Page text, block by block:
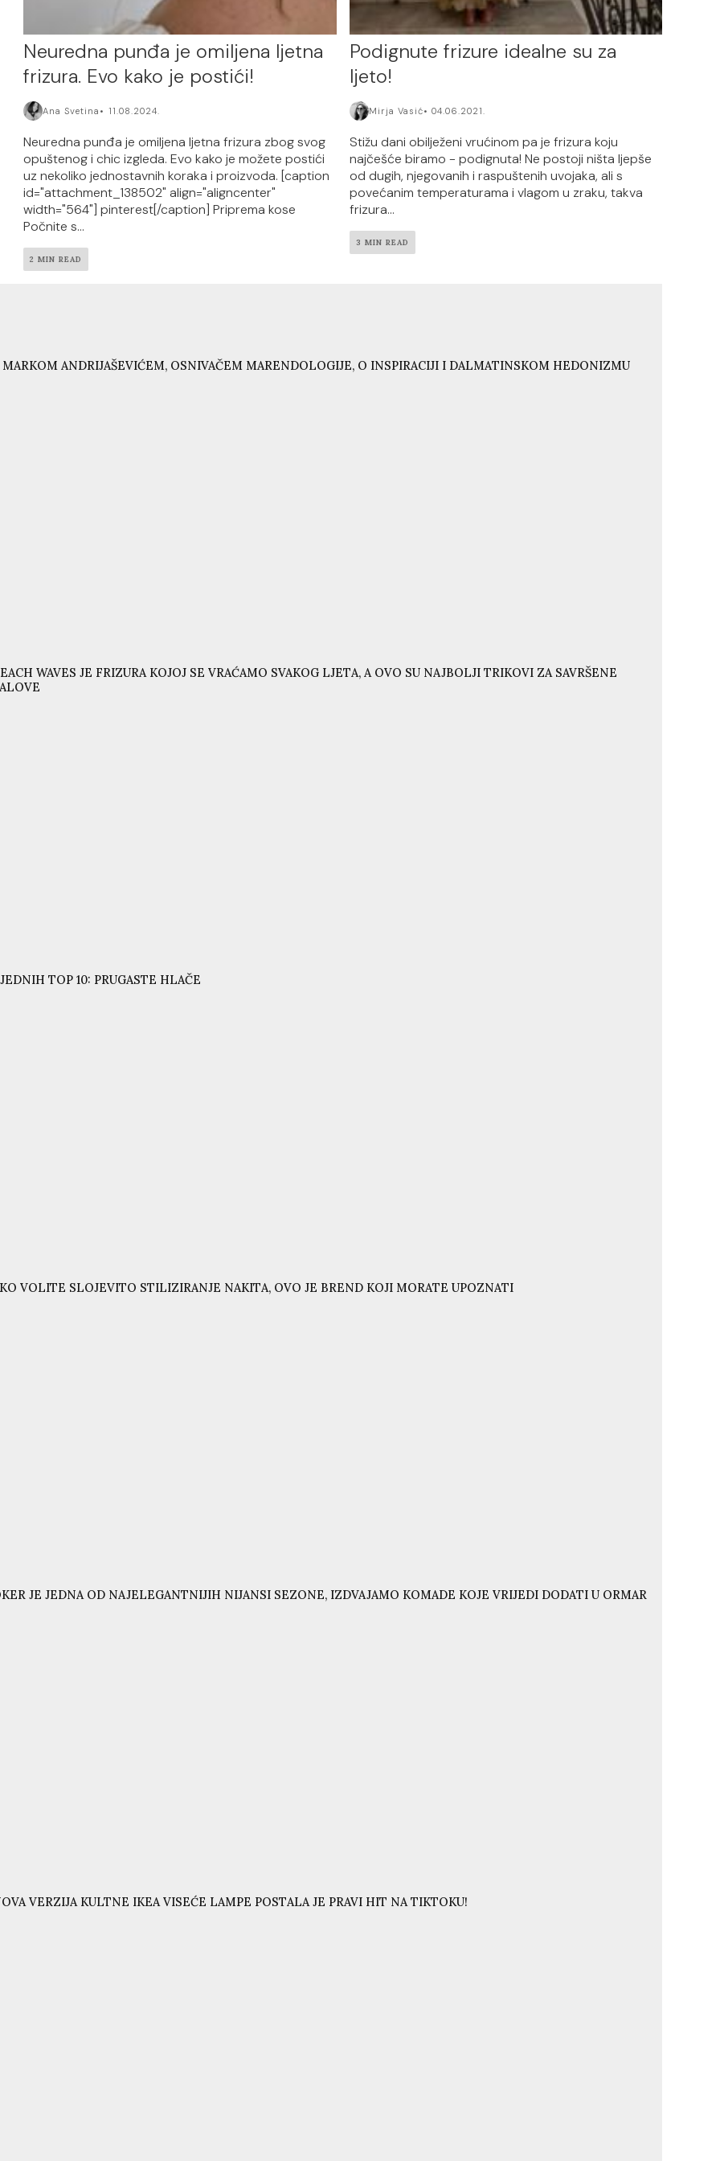
Neuredna punđa je omiljena ljetna
frizura. Evo kako je postići!
Ana Svetina 11.08.2024.
Neuredna punđa je omiljena ljetna frizura zbog svog
opuštenog i chic izgleda. Evo kako je možete postići
uz nekoliko jednostavnih koraka i proizvoda. [caption
id="attachment_138502" align="aligncenter"
width="564"] pinterest[/caption] Priprema kose
Počnite s...
2 MIN READ
Podignute frizure idealne su za
ljeto!
Mirja Vasić 04.06.2021.
Stižu dani obilježeni vrućinom pa je frizura koju
najčešće biramo - podignuta! Ne postoji ništa ljepše
od dugih, njegovanih i raspuštenih uvojaka, ali s
povećanim temperaturama i vlagom u zraku, takva
frizura...
3 MIN READ
MARKOM ANDRIJAŠEVIĆEM, OSNIVAČEM MARENDOLOGIJE, O INSPIRACIJI I DALMATINSKOM HEDONIZMU
WAVES JE FRIZURA KOJOJ SE VRAĆAMO SVAKOG LJETA, A OVO SU NAJBOLJI TRIKOVI ZA SAVRŠENE
TOP 10: PRUGASTE HLAČE
VOLITE SLOJEVITO STILIZIRANJE NAKITA, OVO JE BREND KOJI MORATE UPOZNATI
JE JEDNA OD NAJELEGANTNIJIH NIJANSI SEZONE, IZDVAJAMO KOMADE KOJE VRIJEDI DODATI U ORMAR
VERZIJA KULTNE IKEA VISEĆE LAMPE POSTALA JE PRAVI HIT NA TIKTOKU!